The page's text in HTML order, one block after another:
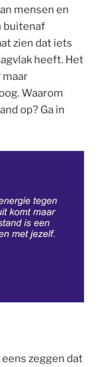
mensen en
buitenaf
zien dat iets
heeft. Het
maar
Waarom
op? Ga in
zeggen dat